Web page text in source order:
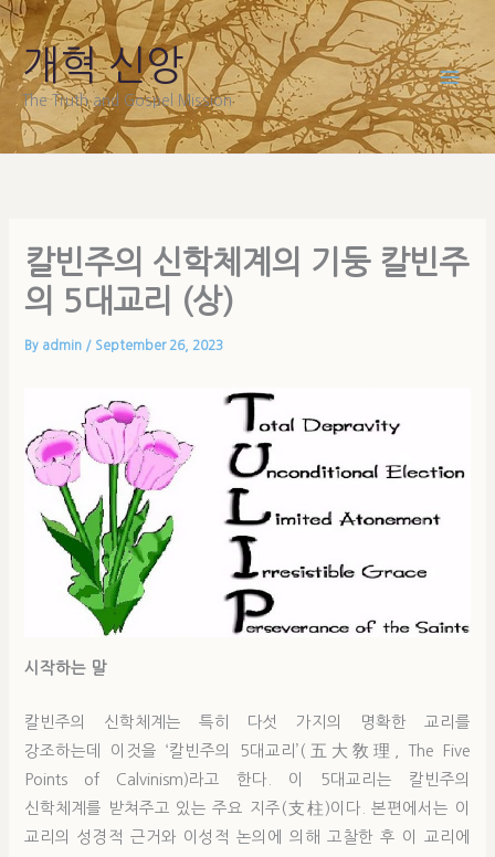
Skip
to
content
개혁 신앙
The Truth and Gospel Mission
칼빈주의 신학체계의 기둥 칼빈주
의 5대교리 (상)
By admin / September 26, 2023
시작하는 말
칼빈주의 신학체계는 특히 다섯 가지의 명확한 교리를
강조하는데 이것을 ‘칼빈주의 5대교리’(五大敎理, The Five
Points of Calvinism)라고 한다. 이 5대교리는 칼빈주의
신학체계를 받쳐주고 있는 주요 지주(支柱)이다. 본편에서는 이
교리의 성경적 근거와 이성적 논의에 의해 고찰한 후 이 교리에